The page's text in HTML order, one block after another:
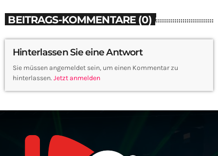
BEITRAGS-KOMMENTARE (0)
Hinterlassen Sie eine Antwort
Sie müssen angemeldet sein, um einen Kommentar zu
hinterlassen. Jetzt anmelden